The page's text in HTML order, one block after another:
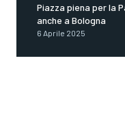
Piazza piena per la
anche a Bologna
6 Aprile 2025